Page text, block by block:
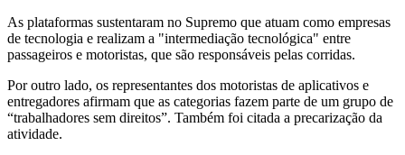
As plataformas sustentaram no Supremo que atuam como empresas
de tecnologia e realizam a "intermediação tecnológica" entre
passageiros e motoristas, que são responsáveis pelas corridas.
Por outro lado, os representantes dos motoristas de aplicativos e
entregadores afirmam que as categorias fazem parte de um grupo de
“trabalhadores sem direitos”. Também foi citada a precarização da
atividade.